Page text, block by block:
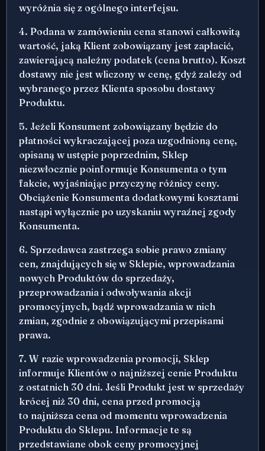
wyróżnia się z ogólnego interfejsu.
4. Podana w zamówieniu cena stanowi całkowitą
wartość, jaką Klient zobowiązany jest zapłacić,
zawierającą należny podatek (cena brutto). Koszt
dostawy nie jest wliczony w cenę, gdyż zależy od
wybranego przez Klienta sposobu dostawy
Produktu.
5. Jeżeli Konsument zobowiązany będzie do
płatności wykraczającej poza uzgodnioną cenę,
opisaną w ustępie poprzednim, Sklep
niezwłocznie poinformuje Konsumenta o tym
fakcie, wyjaśniając przyczynę różnicy ceny.
Obciążenie Konsumenta dodatkowymi kosztami
nastąpi wyłącznie po uzyskaniu wyraźnej zgody
Konsumenta.
6. Sprzedawca zastrzega sobie prawo zmiany
cen, znajdujących się w Sklepie, wprowadzania
nowych Produktów do sprzedaży,
przeprowadzania i odwoływania akcji
promocyjnych, bądź wprowadzania w nich
zmian, zgodnie z obowiązującymi przepisami
prawa.
7. W razie wprowadzenia promocji, Sklep
informuje Klientów o najniższej cenie Produktu
z ostatnich 30 dni. Jeśli Produkt jest w sprzedaży
krócej niż 30 dni, cena przed promocją
to najniższa cena od momentu wprowadzenia
Produktu do Sklepu. Informacje te są
przedstawiane obok ceny promocyjnej